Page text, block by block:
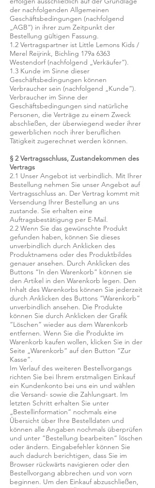
der nachfolgenden Allgemeinen
Geschäftsbedingungen (nachfolgend
„AGB“) in ihrer zum Zeitpunkt der
Bestellung gültigen Fassung.
1.2 Vertragspartner ist Little Lemons Kids /
Merel Reijrink, Bichling 179a 6363
Westendorf (nachfolgend „Verkäufer“).
1.3 Kunde im Sinne dieser
Geschäftsbedingungen können
Verbraucher sein (nachfolgend „Kunde“).
Verbraucher im Sinne der
Geschäftsbedingungen sind natürliche
Personen, die Verträge zu einem Zweck
abschließen, der überwiegend weder ihrer
gewerblichen noch ihrer beruflichen
Tätigkeit zugerechnet werden können.
§ 2 Vertragsschluss, Zustandekommen des
Vertrags
2.1 Unser Angebot ist verbindlich. Mit Ihrer
Bestellung nehmen Sie unser Angebot auf
Vertragsschluss an. Der Vertrag kommt mit
Versendung Ihrer Bestellung an uns
zustande. Sie erhalten eine
Auftragsbestätigung per E-Mail.
2.2 Wenn Sie das gewünschte Produkt
gefunden haben, können Sie dieses
unverbindlich durch Anklicken des
Produktnamens oder des Produktbildes
genauer ansehen. Durch Anklicken des
Buttons “In den Warenkorb” können sie
den Artikel in den Warenkorb legen. Den
Inhalt des Warenkorbs können Sie jederzeit
durch Anklicken des Buttons “Warenkorb”
unverbindlich ansehen. Die Produkte
können Sie durch Anklicken der Grafik
“Löschen” wieder aus dem Warenkorb
entfernen. Wenn Sie die Produkte im
Warenkorb kaufen wollen, klicken Sie in der
Seite „Warenkorb“ auf den Button “Zur
Kasse”.
Im Verlauf des weiteren Bestellvorgangs
richten Sie bei Ihrem erstmaligen Einkauf
ein Kundenkonto bei uns ein und wählen
die Versand- sowie die Zahlungsart. Im
letzten Schritt erhalten Sie unter
„Bestellinformation“ nochmals eine
Übersicht über Ihre Bestelldaten und
können alle Angaben nochmals überprüfen
und unter “Bestellung bearbeiten” löschen
oder ändern. Eingabefehler können Sie
auch dadurch berichtigen, dass Sie im
Browser rückwärts navigieren oder den
Bestellvorgang abbrechen und von vorn
beginnen. Um den Einkauf abzuschließen,